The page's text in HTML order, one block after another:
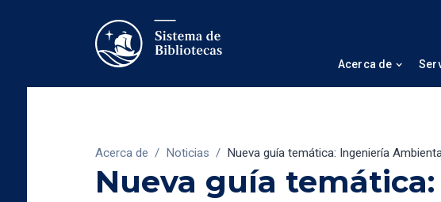
Acerca de
Acerca de / Noticias / Nueva guía temática: Ingeniería
Nueva guía